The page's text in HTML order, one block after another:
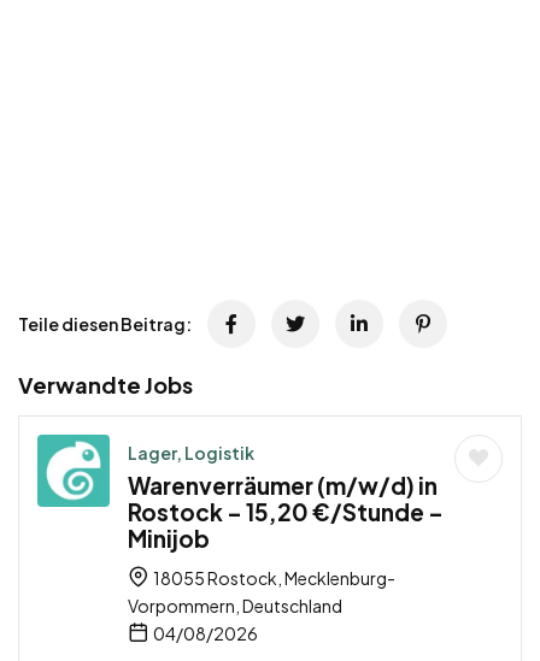
Teile diesen Beitrag:
Verwandte Jobs
Lager, Logistik
Warenverräumer (m/w/d) in
Rostock – 15,20 €/Stunde –
Minijob
18055 Rostock, Mecklenburg-
Vorpommern, Deutschland
04/08/2026